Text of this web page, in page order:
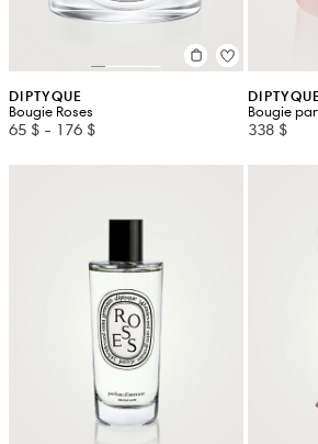
DIPTYQUE
Bougie Roses
65 $ - 176 $
Bougie
338 $